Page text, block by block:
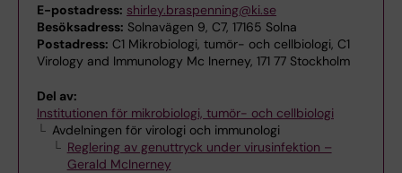
E-postadress: shirley.braspenning@ki.se
Besöksadress: Solnavägen 9, C7, 17165 Solna
Postadress: C1 Mikrobiologi, tumör- och cellbiologi, C1
Virology and Immunology Mc Inerney, 171 77 Stockholm
Del av:
Institutionen för mikrobiologi, tumör- och cellbiologi
Avdelningen för virologi och immunologi
Reglering av genuttryck under virusinfektion –
Gerald McInerney